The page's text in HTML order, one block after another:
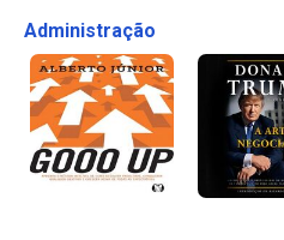
Administração